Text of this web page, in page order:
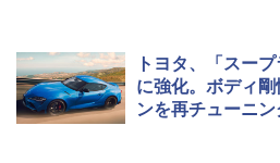
トヨタ、「スー
に強化。ボディ
ンを再チューニン